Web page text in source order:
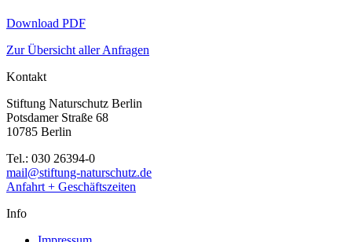
Download PDF
Zur Übersicht aller Anfragen
Kontakt
Stiftung Naturschutz Berlin
Potsdamer Straße 68
10785 Berlin
Tel.: 030 26394-0
mail@stiftung-naturschutz.de
Anfahrt + Geschäftszeiten
Info